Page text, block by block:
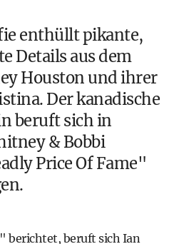
enthüllt pikante,
Details aus dem
Houston und ihrer
Der kanadische
beruft sich in
& Bobbi
Price Of Fame"
berichtet, beruft sich Ian